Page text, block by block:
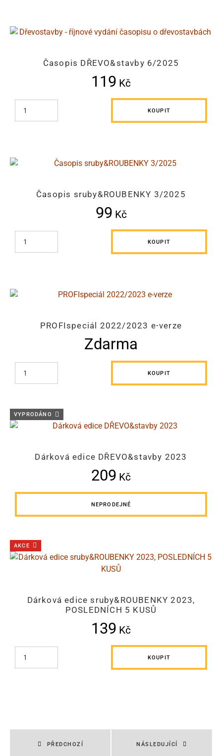
Časopis DŘEVO&stavby 6/2025
119 Kč
KOUPIT
Časopis sruby&ROUBENKY 3/2025
99 Kč
KOUPIT
PROFIspeciál 2022/2023 e-verze
Zdarma
KOUPIT
VYPRODÁNO
Dárková edice DŘEVO&stavby 2023
209 Kč
NEPRODEJNÉ
AKCE
Dárková edice sruby&ROUBENKY 2023,
POSLEDNÍCH 5 KUSŮ
139 Kč
KOUPIT
PŘEDCHOZÍ NÁSLEDUJÍCÍ